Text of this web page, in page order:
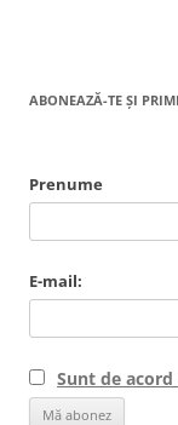
ABONEAZĂ-TE ȘI
Prenume
E-mail:
Sunt de